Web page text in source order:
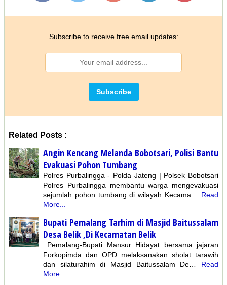
Subscribe to receive free email updates:
Related Posts :
Angin Kencang Melanda Bobotsari, Polisi Bantu
Evakuasi Pohon Tumbang
Polres Purbalingga - Polda Jateng | Polsek Bobotsari
Polres Purbalingga membantu warga mengevakuasi
sejumlah pohon tumbang di wilayah Kecama…
Read
More...
Bupati Pemalang Tarhim di Masjid Baitussalam
Desa Belik ,Di Kecamatan Belik
Pemalang-Bupati Mansur Hidayat bersama jajaran
Forkopimda dan OPD melaksanakan sholat tarawih
dan silaturahim di Masjid Baitussalam De…
Read
More...